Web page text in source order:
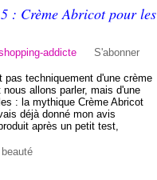
: Crème Abricot pour les
addicte
S'abonner
pas techniquement d'une crème
allons parler, mais d'une
: la mythique Crème Abricot
déjà donné mon avis
après un petit test,